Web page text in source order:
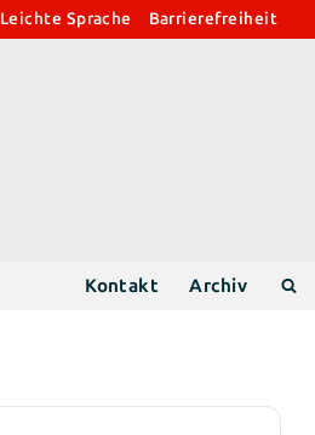
Leichte Sprache Barrierefreiheit
Kontakt Archiv